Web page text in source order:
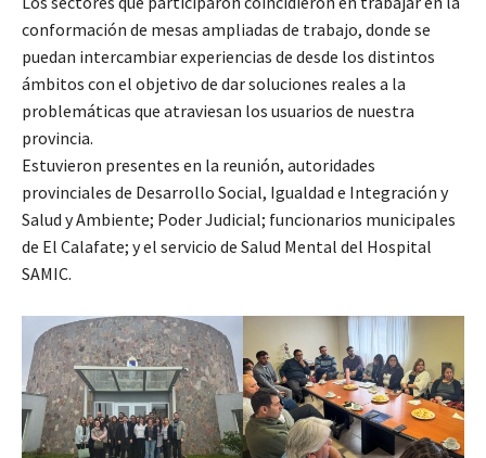
conformación de mesas ampliadas de trabajo, donde se
puedan intercambiar experiencias de desde los distintos
ámbitos con el objetivo de dar soluciones reales a la
problemáticas que atraviesan los usuarios de nuestra
provincia.
Estuvieron presentes en la reunión, autoridades
provinciales de Desarrollo Social, Igualdad e Integración y
Salud y Ambiente; Poder Judicial; funcionarios municipales
de El Calafate; y el servicio de Salud Mental del Hospital
SAMIC.